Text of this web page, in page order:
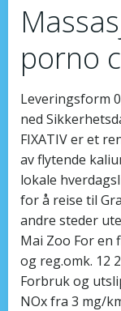
porno
Leveringsform
ned
FIXATIV er et
av flytende
lokale
for å reise til
andre steder
Mai Zoo For en
og reg.omk. 12
Forbruk og
NOx fra 3 mg/